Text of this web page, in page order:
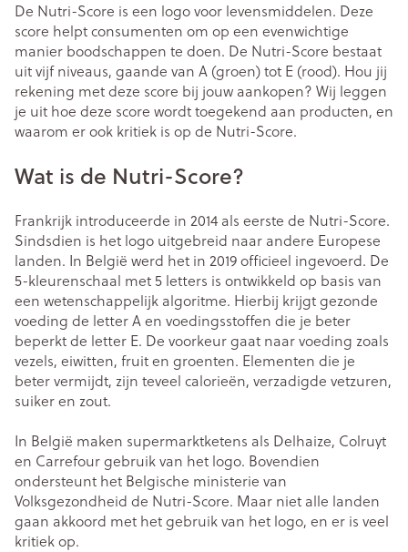
De Nutri-Score is een logo voor levensmiddelen. Deze
score helpt consumenten om op een evenwichtige
manier boodschappen te doen. De Nutri-Score bestaat
uit vijf niveaus, gaande van A (groen) tot E (rood). Hou jij
rekening met deze score bij jouw aankopen? Wij leggen
je uit hoe deze score wordt toegekend aan producten, en
waarom er ook kritiek is op de Nutri-Score.
Wat is de Nutri-Score?
Frankrijk introduceerde in 2014 als eerste de Nutri-Score.
Sindsdien is het logo uitgebreid naar andere Europese
landen. In België werd het in 2019 officieel ingevoerd. De
5-kleurenschaal met 5 letters is ontwikkeld op basis van
een wetenschappelijk algoritme. Hierbij krijgt gezonde
voeding de letter A en voedingsstoffen die je beter
beperkt de letter E. De voorkeur gaat naar voeding zoals
vezels, eiwitten, fruit en groenten. Elementen die je
beter vermijdt, zijn teveel calorieën, verzadigde vetzuren,
suiker en zout.
In België maken supermarktketens als Delhaize, Colruyt
en Carrefour gebruik van het logo. Bovendien
ondersteunt het Belgische ministerie van
Volksgezondheid de Nutri-Score. Maar niet alle landen
gaan akkoord met het gebruik van het logo, en er is veel
kritiek op.